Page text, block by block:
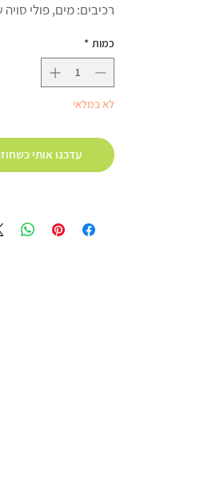
רכיבים: מים, פולי
טפיוקה), שמן זית, מלח
וריח, תבלינים, חיידקים
תכולה: 160 גרם
כשר פרווה בהשגחת
ערכים תזונתיים ב-100 גרם:
כמות *
לא במלאי
עדכנו אותי